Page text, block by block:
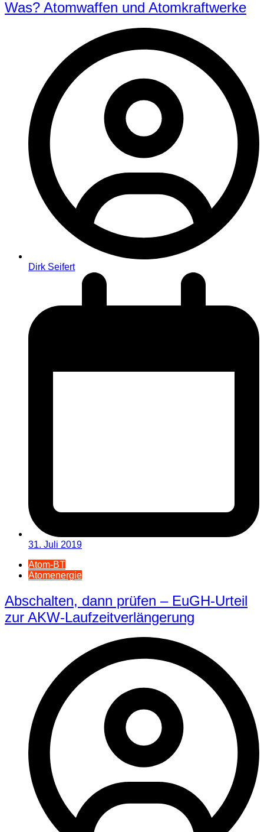
Was? Atomwaffen und Atomkraftwerke
Dirk Seifert
31. Juli 2019
Atom-BT
Atomenergie
Abschalten, dann prüfen – EuGH-Urteil
zur AKW-Laufzeitverlängerung